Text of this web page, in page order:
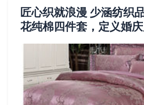
匠心织就浪漫 少涵纺织
花纯棉四件套，定义婚